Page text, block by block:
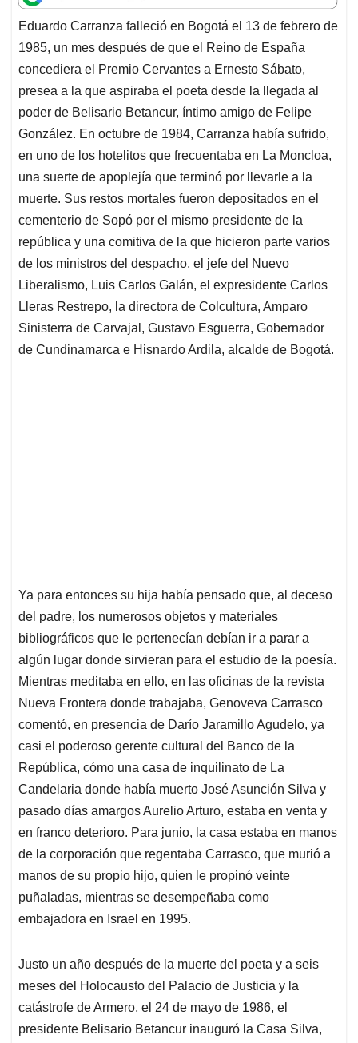
t
s
A
p
p
e
b
o
o
k
k
e
d
I
n
i
l
e
a
d
s
Eduardo Carranza falleció en Bogotá el 13 de febrero de
1985, un mes después de que el Reino de España
concediera el Premio Cervantes a Ernesto Sábato,
presea a la que aspiraba el poeta desde la llegada al
poder de Belisario Betancur, íntimo amigo de Felipe
González. En octubre de 1984, Carranza había sufrido,
en uno de los hotelitos que frecuentaba en La Moncloa,
una suerte de apoplejía que terminó por llevarle a la
muerte. Sus restos mortales fueron depositados en el
cementerio de Sopó por el mismo presidente de la
república y una comitiva de la que hicieron parte varios
de los ministros del despacho, el jefe del Nuevo
Liberalismo, Luis Carlos Galán, el expresidente Carlos
Lleras Restrepo, la directora de Colcultura, Amparo
Sinisterra de Carvajal, Gustavo Esguerra, Gobernador
de Cundinamarca e Hisnardo Ardila, alcalde de Bogotá.
Ya para entonces su hija había pensado que, al deceso
del padre, los numerosos objetos y materiales
bibliográficos que le pertenecían debían ir a parar a
algún lugar donde sirvieran para el estudio de la poesía.
Mientras meditaba en ello, en las oficinas de la revista
Nueva Frontera donde trabajaba, Genoveva Carrasco
comentó, en presencia de Darío Jaramillo Agudelo, ya
casi el poderoso gerente cultural del Banco de la
República, cómo una casa de inquilinato de La
Candelaria donde había muerto José Asunción Silva y
pasado días amargos Aurelio Arturo, estaba en venta y
en franco deterioro. Para junio, la casa estaba en manos
de la corporación que regentaba Carrasco, que murió a
manos de su propio hijo, quien le propinó veinte
puñaladas, mientras se desempeñaba como
embajadora en Israel en 1995.
Justo un año después de la muerte del poeta y a seis
meses del Holocausto del Palacio de Justicia y la
catástrofe de Armero, el 24 de mayo de 1986, el
presidente Belisario Betancur inauguró la Casa Silva,